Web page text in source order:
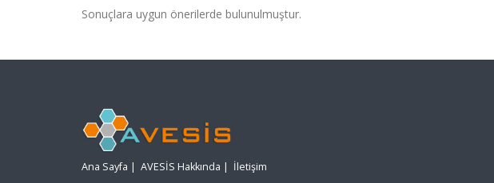
Sonuçlara uygun önerilerde bulunulmuştur.
Ana Sayfa | AVESİS Hakkında | İletişim